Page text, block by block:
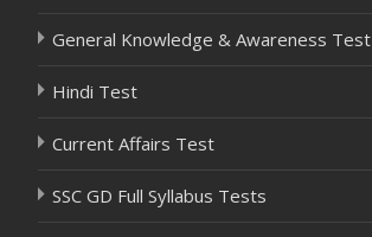
General Knowledge & Awareness Test
Hindi Test
Current Affairs Test
SSC GD Full Syllabus Tests